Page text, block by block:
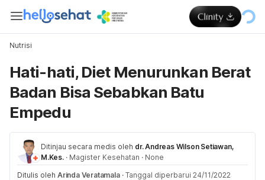
Nutrisi
Hati-hati, Diet Menurunkan Berat
Badan Bisa Sebabkan Batu
Empedu
Ditinjau secara medis oleh dr. Andreas Wilson Setiawan,
M.Kes. · Magister Kesehatan · None
Ditulis oleh Arinda Veratamala · Tanggal diperbarui 24/11/2022